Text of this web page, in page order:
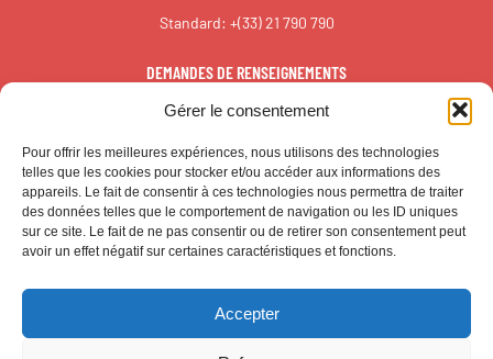
Gérer le consentement
Pour offrir les meilleures expériences, nous utilisons des technologies
telles que les cookies pour stocker et/ou accéder aux informations des
appareils. Le fait de consentir à ces technologies nous permettra de traiter
des données telles que le comportement de navigation ou les ID uniques
sur ce site. Le fait de ne pas consentir ou de retirer son consentement peut
avoir un effet négatif sur certaines caractéristiques et fonctions.
Accepter
Standard: +(33) 21 790 790
DEMANDES DE RENSEIGNEMENTS
redaction@reall.info
© CALL – Tous droits réservés